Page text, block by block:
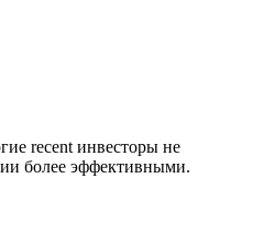
recent инвесторы не
более эффективными.